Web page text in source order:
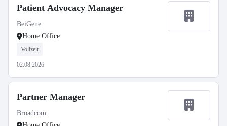
Patient Advocacy Manager
BeiGene
Home Office
Vollzeit
02.08.2026
Partner Manager
Broadcom